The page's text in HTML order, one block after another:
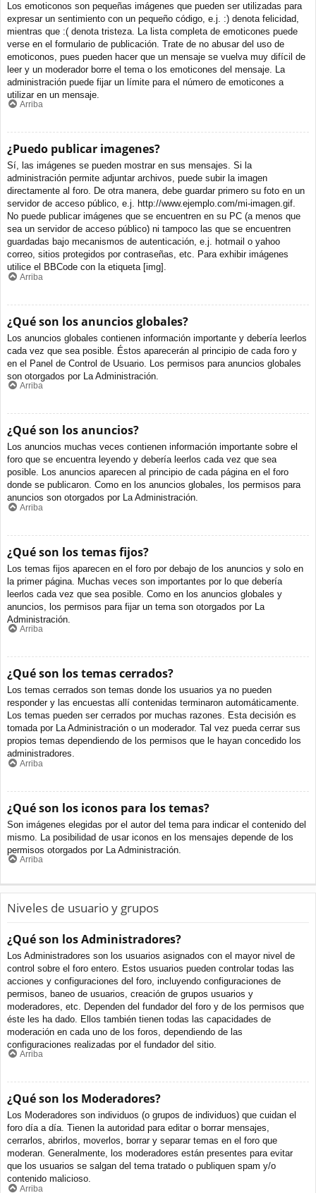
Los emoticonos son pequeñas imágenes que pueden ser utilizadas para
expresar un sentimiento con un pequeño código, e.j. :) denota felicidad,
mientras que :( denota tristeza. La lista completa de emoticones puede
verse en el formulario de publicación. Trate de no abusar del uso de
emoticonos, pues pueden hacer que un mensaje se vuelva muy difícil de
leer y un moderador borre el tema o los emoticones del mensaje. La
administración puede fijar un límite para el número de emoticones a
utilizar en un mensaje.
Arriba
¿Puedo publicar imagenes?
Sí, las imágenes se pueden mostrar en sus mensajes. Si la
administración permite adjuntar archivos, puede subir la imagen
directamente al foro. De otra manera, debe guardar primero su foto en un
servidor de acceso público, e.j. http://www.ejemplo.com/mi-imagen.gif.
No puede publicar imágenes que se encuentren en su PC (a menos que
sea un servidor de acceso público) ni tampoco las que se encuentren
guardadas bajo mecanismos de autenticación, e.j. hotmail o yahoo
correo, sitios protegidos por contraseñas, etc. Para exhibir imágenes
utilice el BBCode con la etiqueta [img].
Arriba
¿Qué son los anuncios globales?
Los anuncios globales contienen información importante y debería leerlos
cada vez que sea posible. Éstos aparecerán al principio de cada foro y
en el Panel de Control de Usuario. Los permisos para anuncios globales
son otorgados por La Administración.
Arriba
¿Qué son los anuncios?
Los anuncios muchas veces contienen información importante sobre el
foro que se encuentra leyendo y debería leerlos cada vez que sea
posible. Los anuncios aparecen al principio de cada página en el foro
donde se publicaron. Como en los anuncios globales, los permisos para
anuncios son otorgados por La Administración.
Arriba
¿Qué son los temas fijos?
Los temas fijos aparecen en el foro por debajo de los anuncios y solo en
la primer página. Muchas veces son importantes por lo que debería
leerlos cada vez que sea posible. Como en los anuncios globales y
anuncios, los permisos para fijar un tema son otorgados por La
Administración.
Arriba
¿Qué son los temas cerrados?
Los temas cerrados son temas donde los usuarios ya no pueden
responder y las encuestas allí contenidas terminaron automáticamente.
Los temas pueden ser cerrados por muchas razones. Esta decisión es
tomada por La Administración o un moderador. Tal vez pueda cerrar sus
propios temas dependiendo de los permisos que le hayan concedido los
administradores.
Arriba
¿Qué son los iconos para los temas?
Son imágenes elegidas por el autor del tema para indicar el contenido del
mismo. La posibilidad de usar iconos en los mensajes depende de los
permisos otorgados por La Administración.
Arriba
Niveles de usuario y grupos
¿Qué son los Administradores?
Los Administradores son los usuarios asignados con el mayor nivel de
control sobre el foro entero. Estos usuarios pueden controlar todas las
acciones y configuraciones del foro, incluyendo configuraciones de
permisos, baneo de usuarios, creación de grupos usuarios y
moderadores, etc. Dependen del fundador del foro y de los permisos que
éste les ha dado. Ellos también tienen todas las capacidades de
moderación en cada uno de los foros, dependiendo de las
configuraciones realizadas por el fundador del sitio.
Arriba
¿Qué son los Moderadores?
Los Moderadores son individuos (o grupos de individuos) que cuidan el
foro día a día. Tienen la autoridad para editar o borrar mensajes,
cerrarlos, abrirlos, moverlos, borrar y separar temas en el foro que
moderan. Generalmente, los moderadores están presentes para evitar
que los usuarios se salgan del tema tratado o publiquen spam y/o
contenido malicioso.
Arriba